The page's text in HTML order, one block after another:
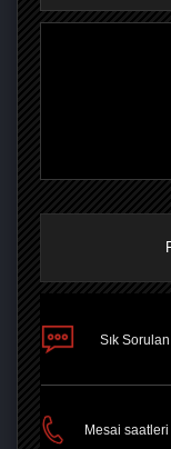
Sık
Mesai saatleri